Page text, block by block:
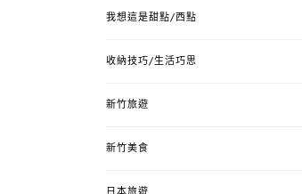
我想這是甜點/西點
收納技巧/生活巧思
新竹旅遊
新竹美食